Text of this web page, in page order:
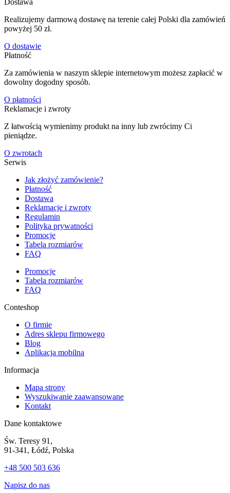
Realizujemy darmową dostawę na terenie całej Polski dla zamówień
powyżej 50 zł.
O dostawie
Płatność
Za zamówienia w naszym sklepie internetowym możesz zapłacić w
dowolny dogodny sposób.
O płatności
Reklamacje i zwroty
Z łatwością wymienimy produkt na inny lub zwrócimy Ci
pieniądze.
O zwrotach
Serwis
Jak złożyć zamówienie?
Płatność
Dostawa
Reklamacje i zwroty
Regulamin
Polityka prywatności
Promocje
Tabela rozmiarów
FAQ
Promocje
Tabela rozmiarów
FAQ
Conteshop
O firmie
Adres sklepu firmowego
Blog
Aplikacja mobilna
Informacja
Mapa strony
Wyszukiwanie zaawansowane
Kontakt
Dane kontaktowe
Św. Teresy 91,
91-341, Łódź, Polska
+48 500 503 636
Napisz do nas